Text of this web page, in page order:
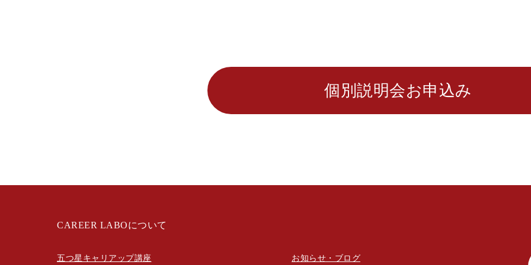
個別説明会お申込み
CAREER LABOについて
五つ星キャリアップ講座 お知らせ・ブログ